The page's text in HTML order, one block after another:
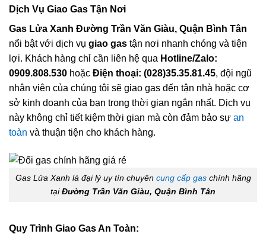
Dịch Vụ Giao Gas Tận Nơi
Gas Lửa Xanh Đường Trần Văn Giàu, Quận Bình Tân
nổi bật với dịch vụ giao gas tận nơi nhanh chóng và tiện
lợi. Khách hàng chỉ cần liên hệ qua Hotline/Zalo:
0909.808.530 hoặc Điện thoại: (028)35.35.81.45, đội ngũ
nhân viên của chúng tôi sẽ giao gas đến tận nhà hoặc cơ
sở kinh doanh của bạn trong thời gian ngắn nhất. Dịch vụ
này không chỉ tiết kiệm thời gian mà còn đảm bảo sự an
toàn và thuận tiện cho khách hàng.
Gas Lửa Xanh là đại lý uy tín chuyên cung cấp gaschính hãng
tạiĐường Trần Văn Giàu, Quận Bình Tân
Quy Trình Giao Gas An Toàn: